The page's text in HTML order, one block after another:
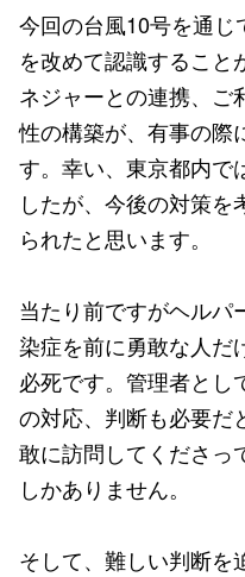
今回の台風10号を通
を改めて認識すること
ネジャーとの連携、ご
性の構築が、有事の際
す。幸い、東京都内で
したが、今後の対策
られたと思います。
当たり前ですがヘルパ
染症を前に勇敢な人だ
必死です。管理者とし
の対応、判断も必要だ
敢に訪問してくださっ
しかありません。
そして、難しい判断を